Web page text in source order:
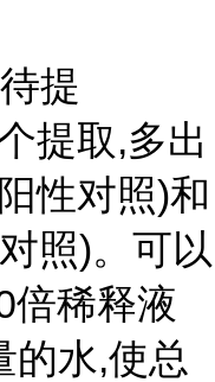
提
提取,多出
性对照)和
照)。可以
倍稀释液
的水,使总